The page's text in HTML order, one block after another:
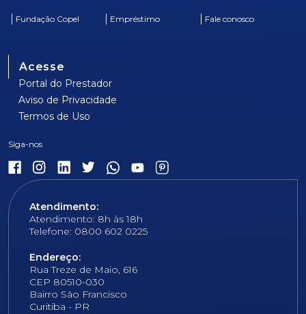
Fundação Copel Empréstimo Fale conosco
Acesse
Portal do Prestador
Aviso de Privacidade
Termos de Uso
Atendimento:
Atendimento: 8h às 18h
Telefone: 0800 602 0225
Endereço:
Rua Treze de Maio, 616
CEP 80510-030
Bairro São Francisco
Curitiba - PR